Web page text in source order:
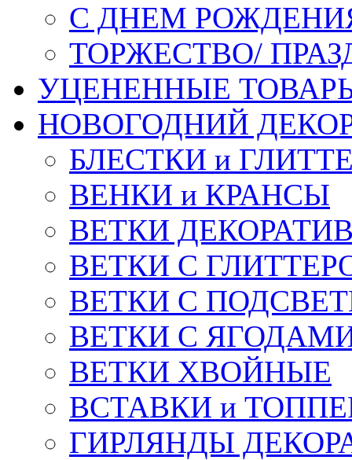
С ДНЕМ
ТОРЖЕСТВО/
УЦЕНЕННЫЕ
НОВОГОДНИЙ
БЛЕСТКИ и
ВЕНКИ и КРАНСЫ
ВЕТКИ
ВЕТКИ С
ВЕТКИ С
ВЕТКИ С
ВЕТКИ ХВОЙНЫЕ
ВСТАВКИ и
ГИРЛЯНДЫ